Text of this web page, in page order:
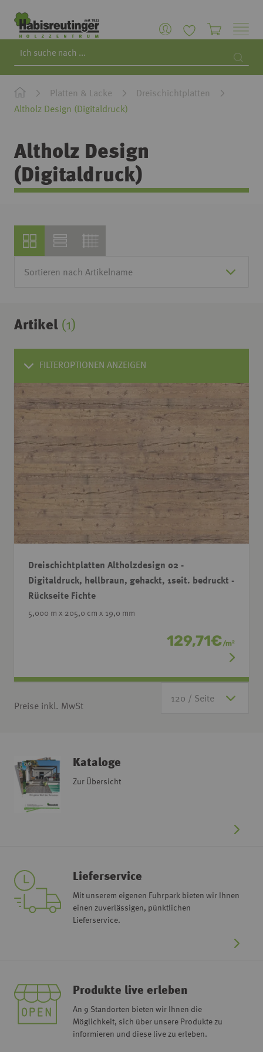
Platten & Lacke
Dreischichtplatten
Altholz Design (Digitaldruck)
Altholz Design
(Digitaldruck)
Artikel (1)
FILTEROPTIONEN ANZEIGEN
Dreischichtplatten Altholzdesign 02 -
Digitaldruck, hellbraun, gehackt, 1seit. bedruckt -
Rückseite Fichte
5,000 m x 205,0 cm x 19,0 mm
129,71€/m2
Preise inkl. MwSt
Kataloge
Zur Übersicht
Lieferservice
Mit unserem eigenen Fuhrpark bieten wir Ihnen
einen zuverlässigen, pünktlichen
Lieferservice.
Produkte live erleben
An 9 Standorten bieten wir Ihnen die
Möglichkeit, sich über unsere Produkte zu
informieren und diese live zu erleben.